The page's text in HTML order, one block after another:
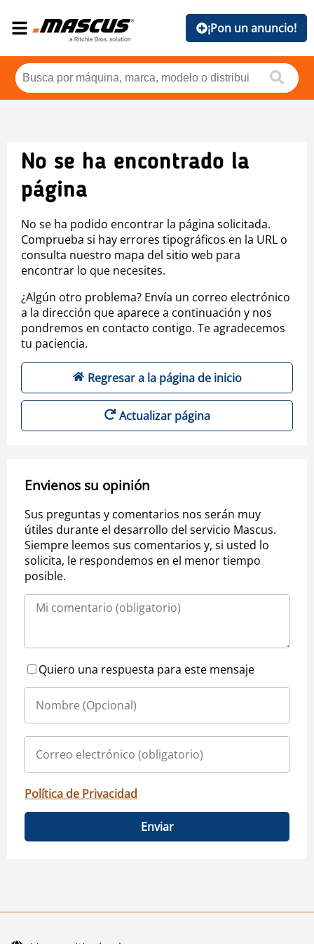
¡Pon un anuncio!
No se ha encontrado la
página
No se ha podido encontrar la página solicitada.
Comprueba si hay errores tipográficos en la URL o
consulta nuestro mapa del sitio web para
encontrar lo que necesites.
¿Algún otro problema? Envía un correo electrónico
a la dirección que aparece a continuación y nos
pondremos en contacto contigo. Te agradecemos
tu paciencia.
Regresar a la página de inicio
Actualizar página
Envienos su opinión
Sus preguntas y comentarios nos serán muy
útiles durante el desarrollo del servicio Mascus.
Siempre leemos sus comentarios y, si usted lo
solicita, le respondemos en el menor tiempo
posible.
Quiero una respuesta para este mensaje
Política de Privacidad
Enviar